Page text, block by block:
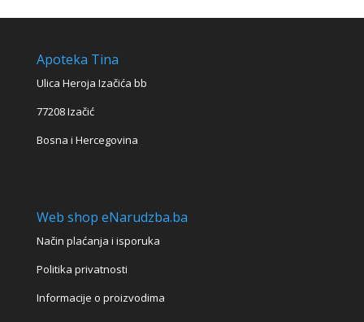
Apoteka Tina
Ulica Heroja Izačića bb
77208 Izačić
Bosna i Hercegovina
Web shop eNarudzba.ba
Način plaćanja i isporuka
Politika privatnosti
Informacije o proizvodima